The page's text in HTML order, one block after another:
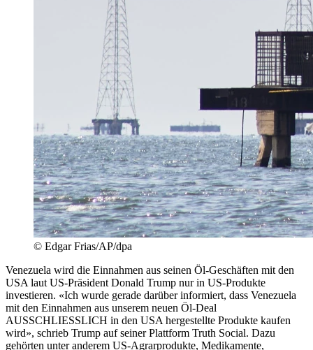
© Edgar Frias/AP/dpa
Venezuela wird die Einnahmen aus seinen Öl-Geschäften mit den
USA laut US-Präsident Donald Trump nur in US-Produkte
investieren. «Ich wurde gerade darüber informiert, dass Venezuela
mit den Einnahmen aus unserem neuen Öl-Deal
AUSSCHLIESSLICH in den USA hergestellte Produkte kaufen
wird», schrieb Trump auf seiner Plattform Truth Social. Dazu
gehörten unter anderem US-Agrarprodukte, Medikamente,